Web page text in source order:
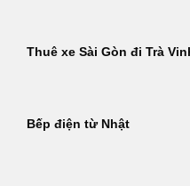
Thuê xe Sài Gòn đi Trà
Bếp điện từ Nhật